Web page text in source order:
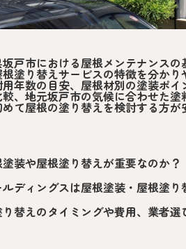
戸市における屋根メンテナンス
塗り替えサービスの特徴を分か
年数の目安、屋根材別の塗装ポ
、地元坂戸市の気候に合わせた
て屋根の塗り替えを検討する方
装や屋根塗り替えが重要なのか？
ディングスは屋根塗装・屋根塗
替えのタイミングや費用、業者選